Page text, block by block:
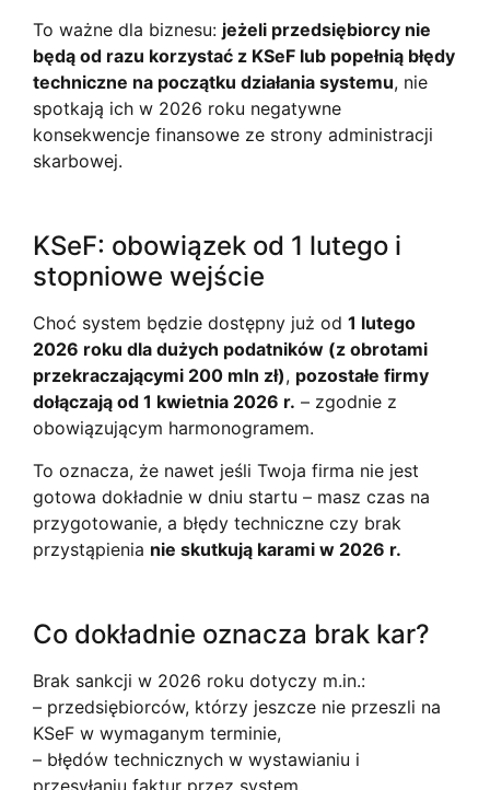
To ważne dla biznesu: jeżeli przedsiębiorcy nie
będą od razu korzystać z KSeF lub popełnią błędy
techniczne na początku działania systemu, nie
spotkają ich w 2026 roku negatywne
konsekwencje finansowe ze strony administracji
skarbowej.
KSeF: obowiązek od 1 lutego i
stopniowe wejście
Choć system będzie dostępny już od 1 lutego
2026 roku dla dużych podatników (z obrotami
przekraczającymi 200 mln zł), pozostałe firmy
dołączają od 1 kwietnia 2026 r. – zgodnie z
obowiązującym harmonogramem.
To oznacza, że nawet jeśli Twoja firma nie jest
gotowa dokładnie w dniu startu – masz czas na
przygotowanie, a błędy techniczne czy brak
przystąpienia nie skutkują karami w 2026 r.
Co dokładnie oznacza brak kar?
Brak sankcji w 2026 roku dotyczy m.in.:
– przedsiębiorców, którzy jeszcze nie przeszli na
KSeF w wymaganym terminie,
– błędów technicznych w wystawianiu i